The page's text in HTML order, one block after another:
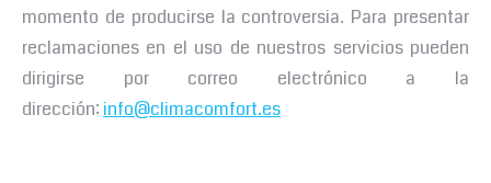
momento de producirse la controversia. Para presentar
reclamaciones en el uso de nuestros servicios pueden
dirigirse por correo electrónico a la
dirección: info@climacomfort.es